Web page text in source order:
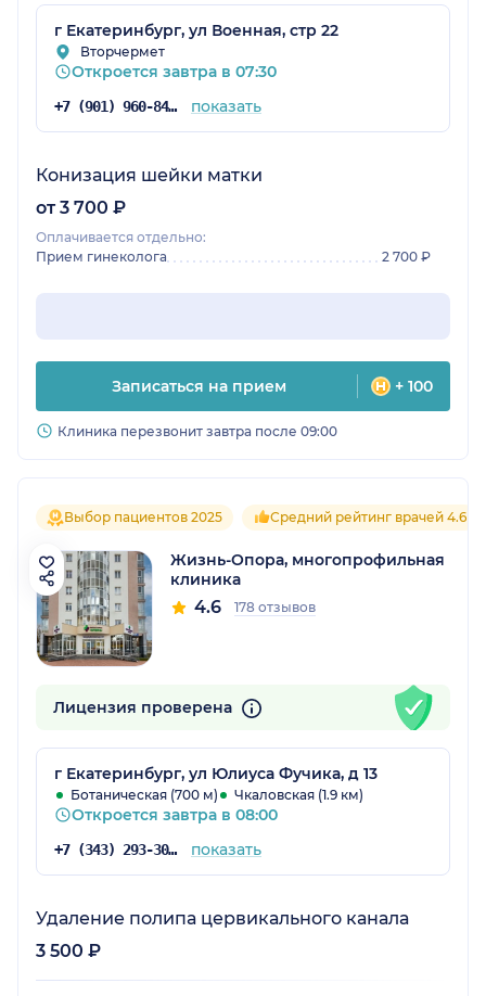
г Екатеринбург, ул Военная, стр 22
Вторчермет
Откроется завтра в 07:30
+7 (901) 960-84-19 показать
Конизация шейки матки
от 3 700 ₽
Оплачивается отдельно:
Прием гинеколога
2 700 ₽
Записаться на прием + 100
Клиника перезвонит завтра после 09:00
Выбор пациентов 2025 Средний рейтинг врачей 4.6
Жизнь-Опора, многопрофильная
клиника
4.6 178 отзывов
Лицензия проверена
г Екатеринбург, ул Юлиуса Фучика, д 13
Ботаническая (700 м) Чкаловская (1.9 км)
Откроется завтра в 08:00
+7 (343) 293-30-62 показать
Удаление полипа цервикального канала
3 500 ₽